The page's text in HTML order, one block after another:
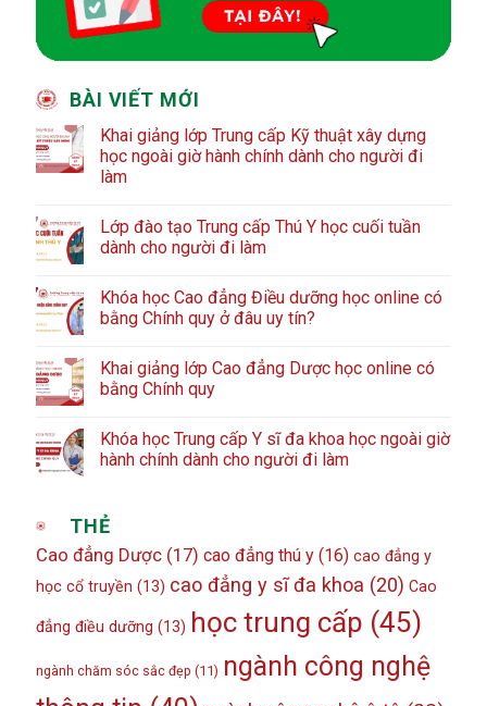
BÀI VIẾT MỚI
Khai giảng lớp Trung cấp Kỹ thuật xây dựng
học ngoài giờ hành chính dành cho người đi
làm
Lớp đào tạo Trung cấp Thú Y học cuối tuần
dành cho người đi làm
Khóa học Cao đẳng Điều dưỡng học online có
bằng Chính quy ở đâu uy tín?
Khai giảng lớp Cao đẳng Dược học online có
bằng Chính quy
Khóa học Trung cấp Y sĩ đa khoa học ngoài giờ
hành chính dành cho người đi làm
THẺ
Cao đẳng Dược(17) cao đẳng thú y(16) cao đẳng y
học cổ truyền (13) cao đẳng y sĩ đa khoa (20) Cao
đẳng điều dưỡng (13) học trung cấp (45)
ngành chăm sóc sắc đẹp (11) ngành công nghệ